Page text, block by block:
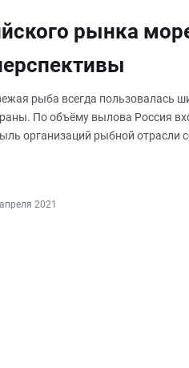
рынка
рыба всегда пользовалась
По объёму вылова Россия
организаций рыбной отрасли
2021